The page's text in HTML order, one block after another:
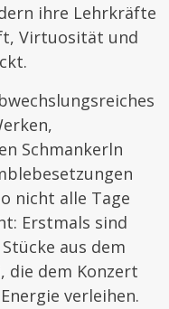
ihre Lehrkräfte
Virtuosität und
Schmankerln
nicht alle Tage
Erstmals sind
aus dem
die dem Konzert
verleihen.